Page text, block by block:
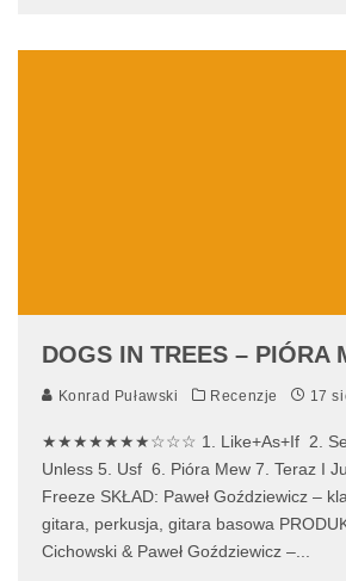
DOGS IN TREES – PIÓRA
Konrad Puławski Recenzje 17
★★★★★★★☆☆☆ 1. Like+As+If 2.
Unless 5. Usf 6. Pióra Mew 7. Teraz I
Freeze SKŁAD: Paweł Goździewicz –
gitara, perkusja, gitara basowa
Cichowski & Paweł Goździewicz –...